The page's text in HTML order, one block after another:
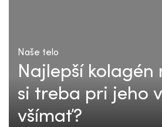
Naše telo
Najlepší kolagén
si treba pri jeho
všímať?